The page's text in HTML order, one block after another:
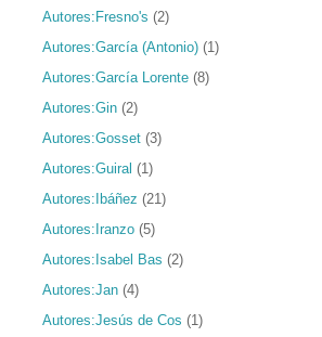
Autores:Fresno's (2)
Autores:García (Antonio) (1)
Autores:García Lorente (8)
Autores:Gin (2)
Autores:Gosset (3)
Autores:Guiral (1)
Autores:Ibáñez (21)
Autores:Iranzo (5)
Autores:Isabel Bas (2)
Autores:Jan (4)
Autores:Jesús de Cos (1)